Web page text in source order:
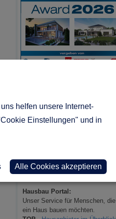
INFORMATIONEN
Hausbau Portal:
Unser Service für Menschen, die
ein Haus bauen möchten.
helfen unsere Internet-
Einstellungen" und in
Alle Cookies akzeptieren